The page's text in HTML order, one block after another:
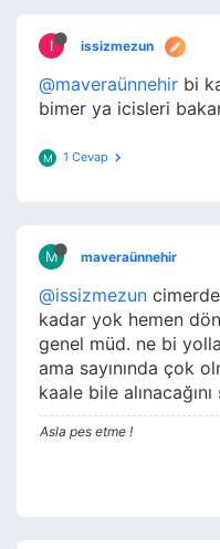
I issizmezun
@maveraünnehir bi
bimer ya icisleri
M 1 Cevap
M maveraünnehir
@issizmezun
kadar yok hemen
genel müd. ne bi
ama sayınında çok
kaale bile
Asla pes etme !